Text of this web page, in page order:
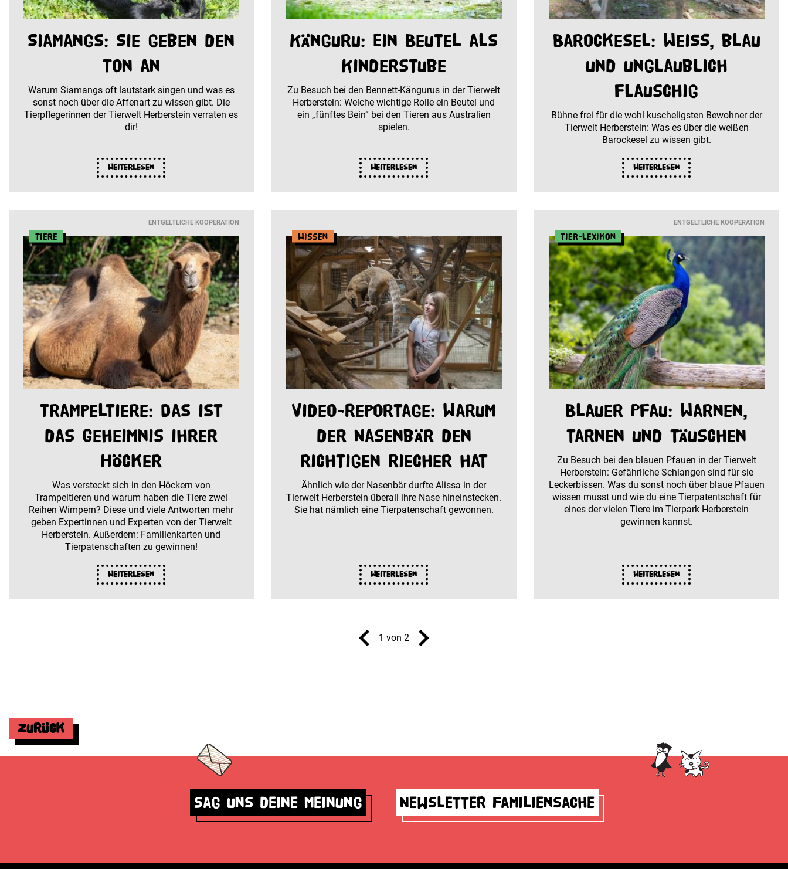
Siamangs: Sie geben den
Ton an
Warum Siamangs oft lautstark singen und was es
sonst noch über die Affenart zu wissen gibt. Die
Tierpflegerinnen der Tierwelt Herberstein verraten es
dir!
Weiterlesen
Känguru: Ein Beutel als
Kinderstube
Zu Besuch bei den Bennett-Kängurus in der Tierwelt
Herberstein: Welche wichtige Rolle ein Beutel und
ein „fünftes Bein“ bei den Tieren aus Australien
spielen.
Weiterlesen
Barockesel: Weiß, blau
und unglaublich
flauschig
Bühne frei für die wohl kuscheligsten Bewohner der
Tierwelt Herberstein: Was es über die weißen
Barockesel zu wissen gibt.
Weiterlesen
ENTGELTLICHE KOOPERATION
Tiere
Trampeltiere: Das ist
das Geheimnis ihrer
Höcker
Was versteckt sich in den Höckern von
Trampeltieren und warum haben die Tiere zwei
Reihen Wimpern? Diese und viele Antworten mehr
geben Expertinnen und Experten von der Tierwelt
Herberstein. Außerdem: Familienkarten und
Tierpatenschaften zu gewinnen!
Weiterlesen
Wissen
Video-Reportage: Warum
der Nasenbär den
richtigen Riecher hat
Ähnlich wie der ­Nasenbär durfte Alissa in der
Tierwelt ­Herberstein überall ihre Nase hineinstecken.
Sie hat nämlich eine Tierpatenschaft ­gewonnen.
Weiterlesen
ENTGELTLICHE KOOPERATION
Tier-Lexikon
Blauer Pfau: Warnen,
tarnen und täuschen
Zu Besuch bei den blauen Pfauen in der Tierwelt
Herberstein: Gefährliche Schlangen sind für sie
Leckerbissen. Was du sonst noch über blaue Pfauen
wissen musst und wie du eine Tierpatentschaft für
eines der vielen Tiere im Tierpark Herberstein
gewinnen kannst.
Weiterlesen
1 von 2
Zurück
Sag uns deine Meinung Newsletter Familiensache